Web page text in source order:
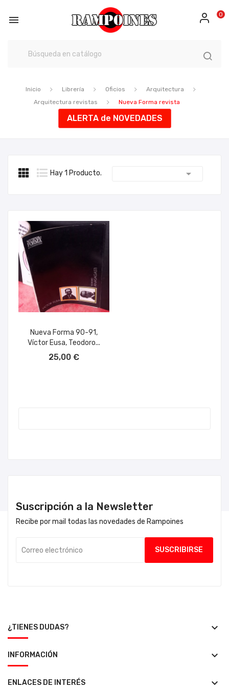
 0
Inicio Librería Oficios
Arquitectura
Arquitectura revistas
Nueva Forma revista
ALERTA de NOVEDADES
Hay 1 Producto. 
Nueva Forma 90-91,
Víctor Eusa, Teodoro...
25,00 €
Suscripción a la Newsletter
Recibe por mail todas las novedades de Rampoines
¿TIENES DUDAS? keyboard_arrow_down
INFORMACIÓN keyboard_arrow_down
ENLACES DE INTERÉS keyboard_arrow_down